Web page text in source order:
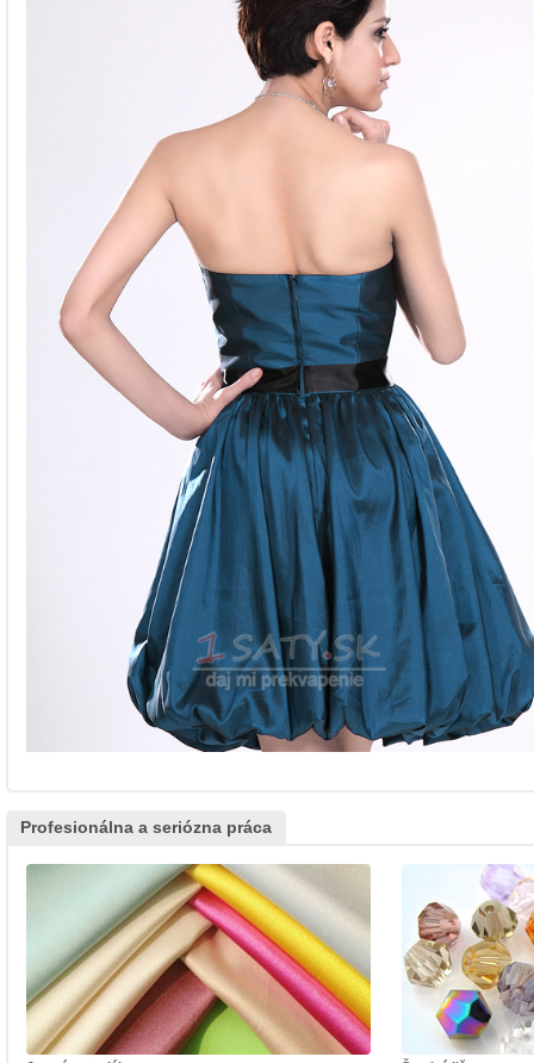
Profesionálna a seriózna práca